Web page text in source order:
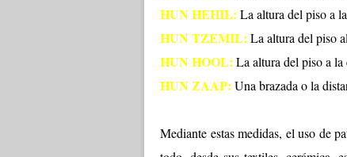
HUN HEHIL: La altura del piso a
HUN TZEMIL: La altura del piso
HUN HOOL: La altura del piso a
HUN ZAAP: Una brazada o la
Mediante estas medidas, el uso de